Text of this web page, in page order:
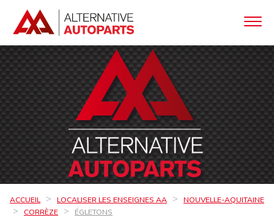
ACCUEIL LOCALISER LES ENSEIGNES AA
NOUVELLE-AQUITAINE
CORRÈZE
ÉGLETONS